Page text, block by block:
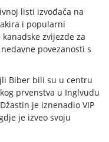
listi izvođača na
i popularni
zvijezde za
povezanosti s
Biber bili su u centru
prvenstva u Inglvudu
je iznenadio VIP
je izveo svoju